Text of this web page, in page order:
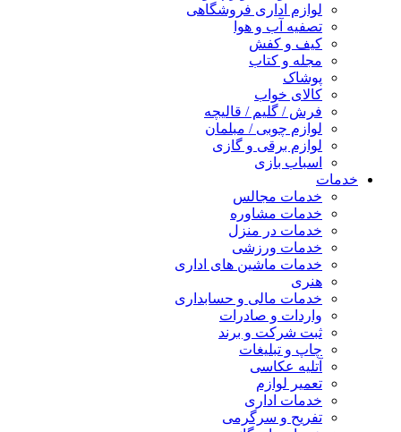
لوازم اداری فروشگاهی
تصفیه آب و هوا
کیف و کفش
مجله و کتاب
پوشاک
کالای خواب
فرش / گلیم / قالیچه
لوازم چوبی / مبلمان
لوازم برقی و گازی
اسباب بازی
خدمات
خدمات مجالس
خدمات مشاوره
خدمات در منزل
خدمات ورزشی
خدمات ماشین های اداری
هنری
خدمات مالی و حسابداری
واردات و صادرات
ثبت شرکت و برند
چاپ و تبلیغات
آتلیه عکاسی
تعمیر لوازم
خدمات اداری
تفریح و سرگرمی